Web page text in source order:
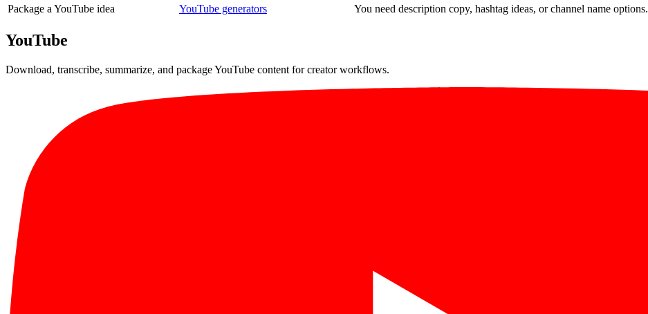
Package a YouTube idea
YouTube generators You need description copy, hashtag ideas, or channel name options.
YouTube
Download, transcribe, summarize, and package YouTube content for creator workflows.